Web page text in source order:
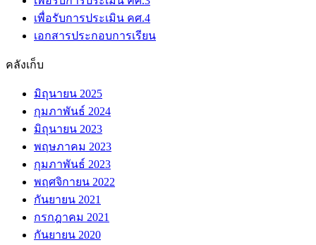
เพื่อรับการประเมิน คศ.4
เอกสารประกอบการเรียน
คลังเก็บ
มิถุนายน 2025
กุมภาพันธ์ 2024
มิถุนายน 2023
พฤษภาคม 2023
กุมภาพันธ์ 2023
พฤศจิกายน 2022
กันยายน 2021
กรกฎาคม 2021
กันยายน 2020